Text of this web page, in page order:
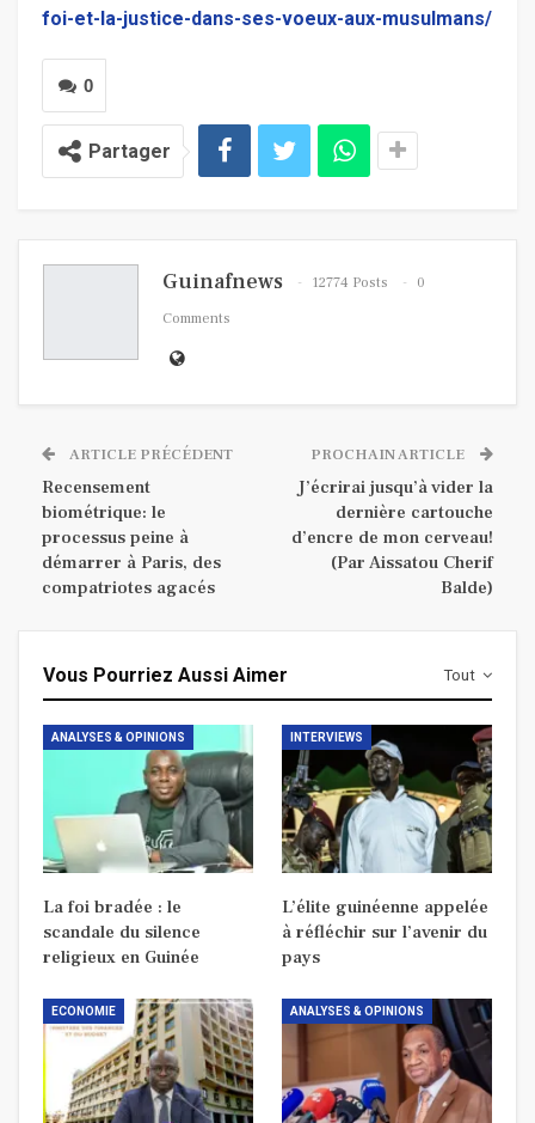
foi-et-la-justice-dans-ses-voeux-aux-musulmans/
0
Partager
Guinafnews 12774 Posts
0
Comments
ARTICLE PRÉCÉDENT
Recensement
biométrique: le
processus peine à
démarrer à Paris, des
compatriotes agacés
PROCHAIN ARTICLE
J’écrirai jusqu’à vider la
dernière cartouche
d’encre de mon cerveau!
(Par Aissatou Cherif
Balde)
Tout
Vous Pourriez Aussi Aimer
ANALYSES & OPINIONS
La foi bradée : le
scandale du silence
religieux en Guinée
INTERVIEWS
L’élite guinéenne appelée
à réfléchir sur l’avenir du
pays
ECONOMIE ANALYSES & OPINIONS